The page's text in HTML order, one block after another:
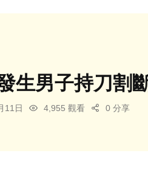
生男子持刀割
11日 4,955 觀看 0 分享